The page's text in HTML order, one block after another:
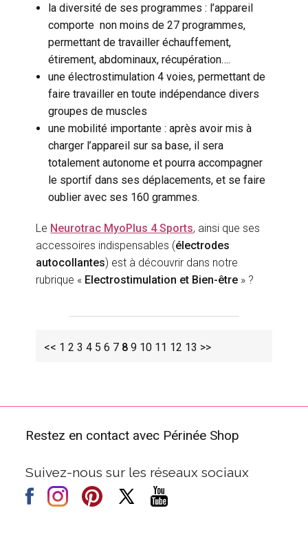
la diversité de ses programmes : l’appareil
comporte non moins de 27 programmes,
permettant de travailler échauffement,
étirement, abdominaux, récupération….
une électrostimulation 4 voies, permettant de
faire travailler en toute indépendance divers
groupes de muscles
une mobilité importante : après avoir mis à
charger l’appareil sur sa base, il sera
totalement autonome et pourra accompagner
le sportif dans ses déplacements, et se faire
oublier avec ses 160 grammes.
Le Neurotrac MyoPlus 4 Sports, ainsi que ses
accessoires indispensables (électrodes
autocollantes) est à découvrir dans notre
rubrique « Electrostimulation et Bien-être » ?
<< 1 2 3 4 5 6 7 8 9 10 11 12 13 >>
Restez en contact avec Périnée Shop
Suivez-nous sur les réseaux sociaux